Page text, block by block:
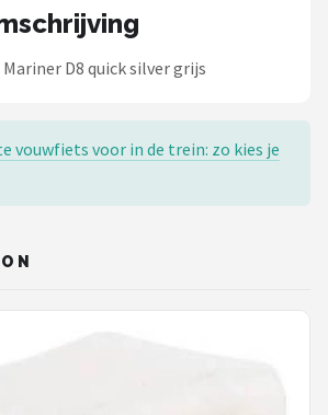
D8 quick silver grijs
vouwfiets voor in de trein: zo kies je